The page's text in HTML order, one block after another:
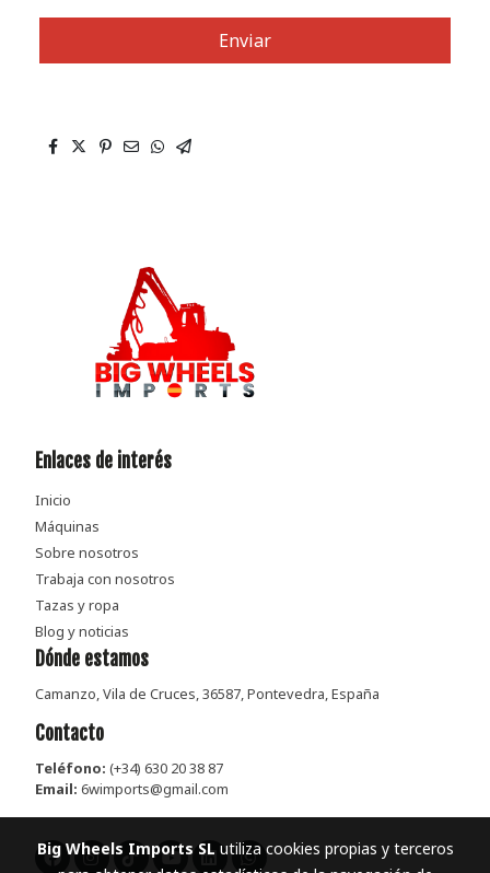
Enviar
Enlaces de interés
Inicio
Máquinas
Sobre nosotros
Trabaja con nosotros
Tazas y ropa
Blog y noticias
Dónde estamos
Camanzo, Vila de Cruces, 36587, Pontevedra, España
Contacto
Teléfono: (+34) 630 20 38 87
Email: 6wimports@gmail.com
Big Wheels Imports SL utiliza cookies propias y terceros